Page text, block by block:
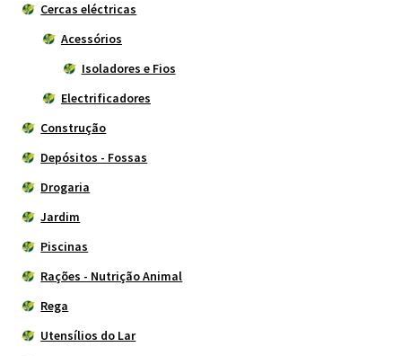
Cercas eléctricas
Acessórios
Isoladores e Fios
Electrificadores
Construção
Depósitos - Fossas
Drogaria
Jardim
Piscinas
Rações - Nutrição Animal
Rega
Utensílios do Lar